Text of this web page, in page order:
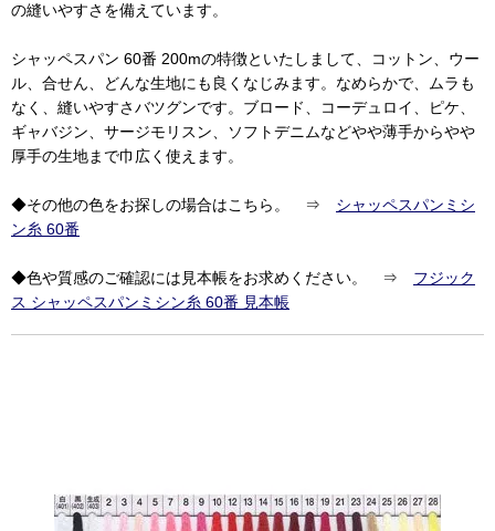
の縫いやすさを備えています。
シャッペスパン 60番 200mの特徴といたしまして、コットン、ウー
ル、合せん、どんな生地にも良くなじみます。なめらかで、ムラも
なく、縫いやすさバツグンです。ブロード、コーデュロイ、ピケ、
ギャバジン、サージモリスン、ソフトデニムなどやや薄手からやや
厚手の生地まで巾広く使えます。
◆その他の色をお探しの場合はこちら。 ⇒ シャッペスパンミシ
ン糸 60番
◆色や質感のご確認には見本帳をお求めください。 ⇒ フジック
ス シャッペスパンミシン糸 60番 見本帳